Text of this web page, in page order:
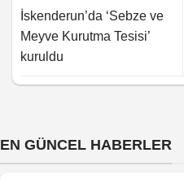
İskenderun’da ‘Sebze ve
Meyve Kurutma Tesisi’
kuruldu
EN GÜNCEL HABERLER